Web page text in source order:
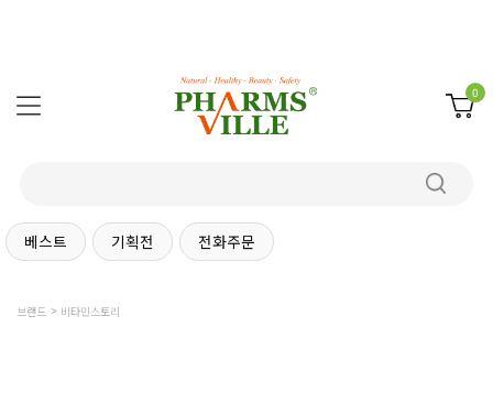
0
베스트 기획전 전화주문
브랜드 비타민스토리